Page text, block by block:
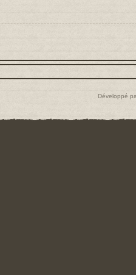
Développé